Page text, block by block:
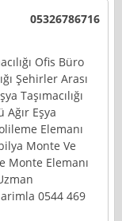
05326786716
Ofis Büro
Şehirler Arası
Taşımacılığı
Ağır Eşya
Elemanı
Monte Ve
Monte Elemanı
0544 469